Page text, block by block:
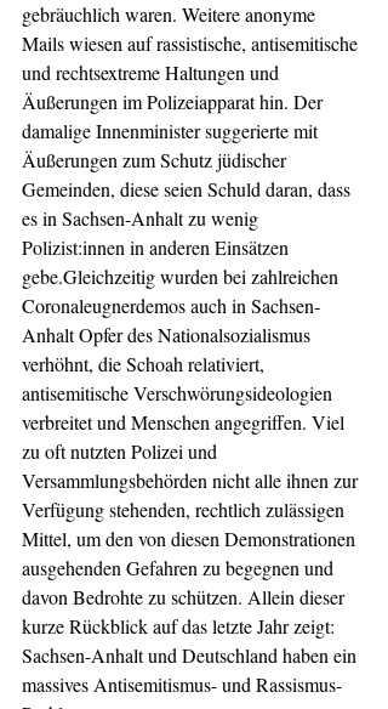
gebräuchlich waren. Weitere anonyme
Mails wiesen auf rassistische, antisemitische
und rechtsextreme Haltungen und
Äußerungen im Polizeiapparat hin. Der
damalige Innenminister suggerierte mit
Äußerungen zum Schutz jüdischer
Gemeinden, diese seien Schuld daran, dass
es in Sachsen-Anhalt zu wenig
Polizist:innen in anderen Einsätzen
gebe.Gleichzeitig wurden bei zahlreichen
Coronaleugnerdemos auch in Sachsen-
Anhalt Opfer des Nationalsozialismus
verhöhnt, die Schoah relativiert,
antisemitische Verschwörungsideologien
verbreitet und Menschen angegriffen. Viel
zu oft nutzten Polizei und
Versammlungsbehörden nicht alle ihnen zur
Verfügung stehenden, rechtlich zulässigen
Mittel, um den von diesen Demonstrationen
ausgehenden Gefahren zu begegnen und
davon Bedrohte zu schützen. Allein dieser
kurze Rückblick auf das letzte Jahr zeigt:
Sachsen-Anhalt und Deutschland haben ein
massives Antisemitismus- und Rassismus-